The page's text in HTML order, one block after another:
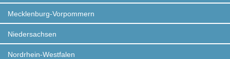
Mecklenburg-Vorpommern
Niedersachsen
Nordrhein-Westfalen